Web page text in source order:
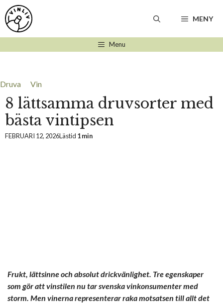
Hoppa
till
innehåll
MENY
Menu
Druva Vin
8 lättsamma druvsorter med
bästa vintipsen
FEBRUARI 12, 2026Lästid 1 min
Frukt, lättsinne och absolut drickvänlighet. Tre egenskaper
som gör att vinstilen nu tar svenska vinkonsumenter med
storm. Men vinerna representerar raka motsatsen till allt det